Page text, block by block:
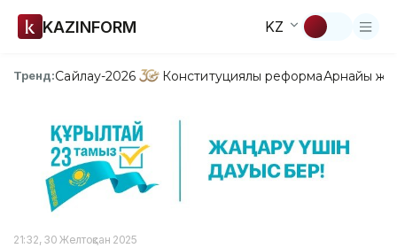
KAZINFORM KZ
Тренд:Сайлау-2026 Конституциялық реформаАрнайы
21:32, 30 Желтоқсан 2025